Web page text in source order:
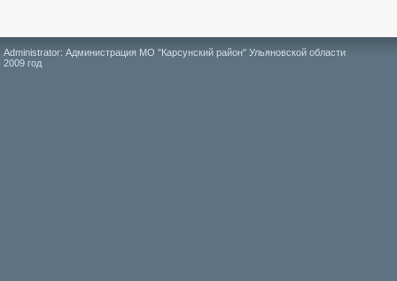
Administrator: Администрация МО "Карсунский район" Ульяновской области
2009 год